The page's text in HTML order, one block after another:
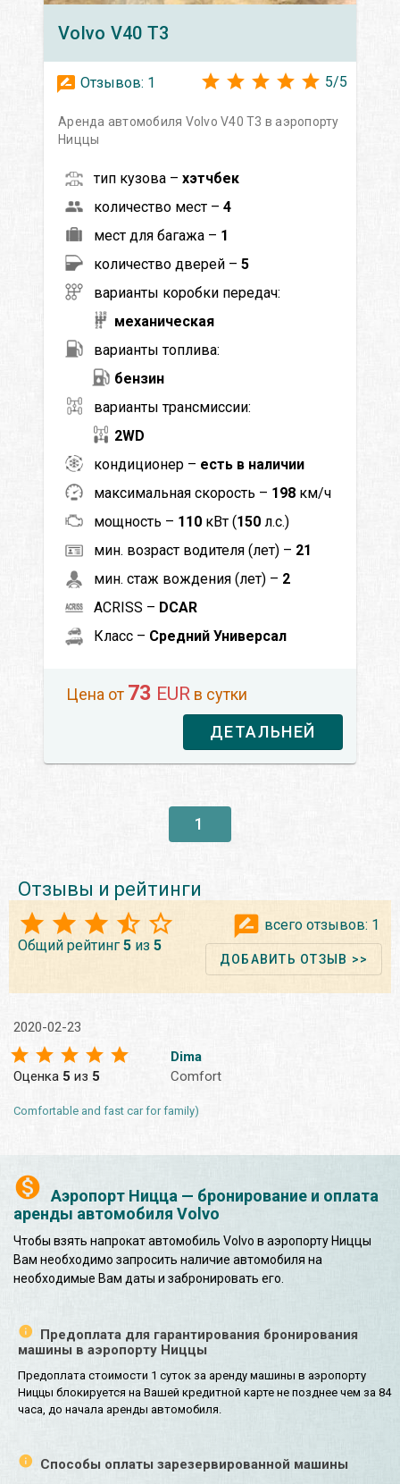
Аэропорт Ницца — бронирование и оплата
аренды автомобиля Volvo
Чтобы взять напрокат автомобиль Volvo в аэропорту Ниццы
Вам необходимо запросить наличие автомобиля на
необходимые Вам даты и забронировать его.
Предоплата для гарантирования бронирования
машины в аэропорту Ниццы
Предоплата стоимости 1 суток за аренду машины в аэропорту
Ниццы блокируется на Вашей кредитной карте не позднее чем за 84
часа, до начала аренды автомобиля.
Способы оплаты зарезервированной машины
Volvo V40 T3
Отзывов: 1 5/5
Аренда автомобиля Volvo V40 T3 в аэропорту
Ниццы
тип кузова – хэтчбек
количество мест – 4
мест для багажа – 1
количество дверей – 5
варианты коробки передач:
механическая
варианты топлива:
бензин
варианты трансмиссии:
2WD
кондиционер – есть в наличии
максимальная скорость – 198 км/ч
мощность – 110 кВт (150 л.с.)
мин. возраст водителя (лет) – 21
мин. стаж вождения (лет) – 2
ACRISS – DCAR
Класс – Средний Универсал
Цена от 73 EUR в сутки
ДЕТАЛЬНЕЙ
1
Отзывы и рейтинги
Общий рейтинг 5 из 5
всего отзывов: 1
ДОБАВИТЬ ОТЗЫВ >>
2020-02-23
Оценка 5 из 5
Dima
Comfort
Comfortable and fast car for family)